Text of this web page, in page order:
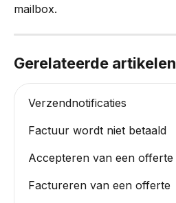
mailbox.
Gerelateerde artikelen
Verzendnotificaties
Factuur wordt niet betaald
Accepteren van een offerte
Factureren van een offerte